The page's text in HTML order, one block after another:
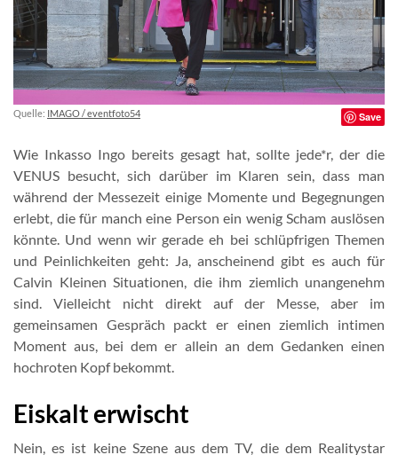
Quelle: IMAGO / eventfoto54 Save
Wie Inkasso Ingo bereits gesagt hat, sollte jede*r, der die
VENUS besucht, sich darüber im Klaren sein, dass man
während der Messezeit einige Momente und Begegnungen
erlebt, die für manch eine Person ein wenig Scham auslösen
könnte. Und wenn wir gerade eh bei schlüpfrigen Themen
und Peinlichkeiten geht: Ja, anscheinend gibt es auch für
Calvin Kleinen Situationen, die ihm ziemlich unangenehm
sind. Vielleicht nicht direkt auf der Messe, aber im
gemeinsamen Gespräch packt er einen ziemlich intimen
Moment aus, bei dem er allein an dem Gedanken einen
hochroten Kopf bekommt.
Eiskalt erwischt
Nein, es ist keine Szene aus dem TV, die dem Realitystar